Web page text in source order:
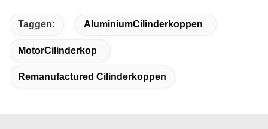
Taggen: AluminiumCilinderkoppen
MotorCilinderkop
Remanufactured Cilinderkoppen